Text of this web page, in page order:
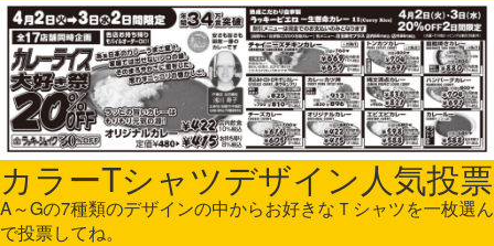
カラーTシャツデザイン人気投票
A～Gの7種類のデザインの中からお好きなＴシャツを一枚選ん
で投票してね。